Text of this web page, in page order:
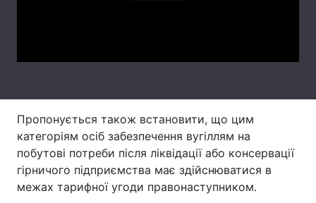
Пропонується також встановити, що цим
категоріям осіб забезпечення вугіллям на
побутові потреби після ліквідації або консервації
гірничого підприємства має здійснюватися в
межах тарифної угоди правонаступником.